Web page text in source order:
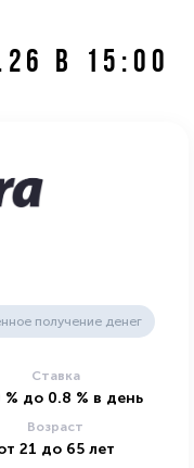
В 15:00
получение денег
Ставка
% до 0.8 % в день
Возраст
21 до 65 лет